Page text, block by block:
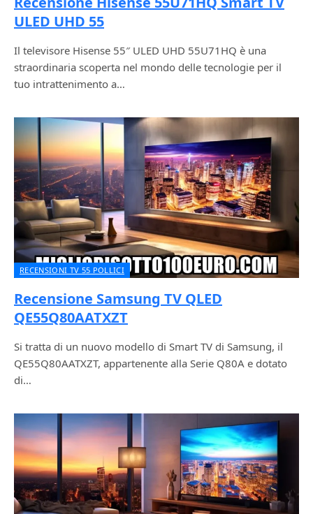
ULED UHD 55
Il televisore Hisense 55″ ULED UHD 55U71HQ è una
straordinaria scoperta nel mondo delle tecnologie per il
tuo intrattenimento a…
RECENSIONI TV 55 POLLICI
Recensione Samsung TV QLED
QE55Q80AATXZT
Si tratta di un nuovo modello di Smart TV di Samsung, il
QE55Q80AATXZT, appartenente alla Serie Q80A e dotato
di…